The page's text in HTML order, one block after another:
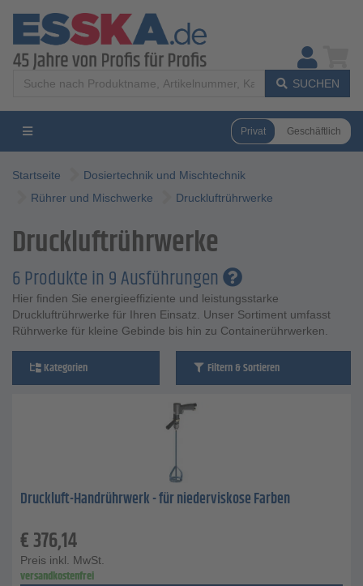
SUCHEN
Privat Geschäftlich
Startseite
Dosiertechnik und Mischtechnik
Rührer und Mischwerke
Druckluftrührwerke
Druckluftrührwerke
6 Produkte in 9 Ausführungen
Hier finden Sie energieeffiziente und leistungsstarke
Druckluftrührwerke für Ihren Einsatz. Unser Sortiment umfasst
Rührwerke für kleine Gebinde bis hin zu Containerührwerken.
Kategorien Filtern & Sortieren
Druckluft-Handrührwerk - für niederviskose Farben
€376,14
Preis inkl. MwSt.
versandkostenfrei